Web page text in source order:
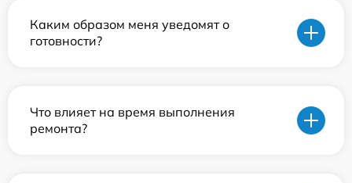
Каким образом меня уведомят о
готовности?
Что влияет на время выполнения
ремонта?